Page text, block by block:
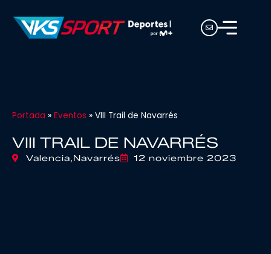
Portada » Eventos » VIII Trail de Navarrés
VIII TRAIL DE NAVARRÉS
Valencia,Navarrés 12 noviembre 2023